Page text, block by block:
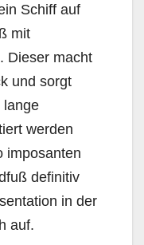
Schiff auf
mit
Dieser macht
und sorgt
lange
werden
imposanten
definitiv
in der
auf.